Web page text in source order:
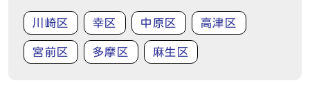
川崎区 幸区 中原区 高津区
宮前区 多摩区 麻生区